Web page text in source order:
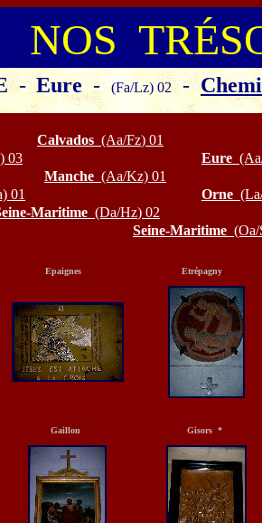
NOS
- Eure - (Fa/Lz) 02 -
le département ou
Calvados (Aa/Fz) 01
) 03 Eure
Manche (Aa/Kz) 01
01 Orne
Maritime (Da/Hz) 02
Seine-Maritime (Oa/
Epaignes Etrépagny
Gaillon Gisors *